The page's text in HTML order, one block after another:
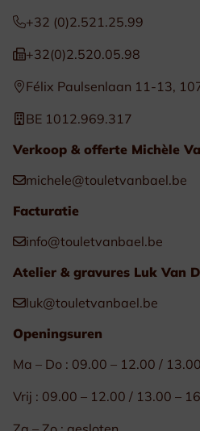
+32 (0)2.521.25.99
+32(0)2.520.05.98
Félix Paulsenlaan 11-13,
BE 1012.969.317
Verkoop & offerte Michèle
michele@touletvanbael.be
Facturatie
info@touletvanbael.be
Atelier & gravures Luk Van
luk@touletvanbael.be
Openingsuren
Ma – Do : 09.00 – 12.00 /
Vrij : 09.00 – 12.00 / 13.00 –